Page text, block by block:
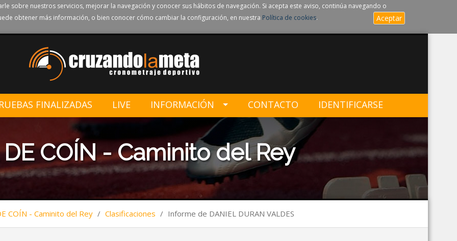
sobre nuestros servicios, mejorar la navegación y conocer sus hábitos de navegación. Si acepta este aviso, continúa navegando o
obtener más información, o bien conocer cómo cambiar la configuración, en nuestra Política de cookies. Aceptar
FINALIZADAS LIVE INFORMACIÓN CONTACTO IDENTIFICARSE
DE COÍN - Caminito del Rey
COÍN - Caminito del Rey / Clasificaciones / Informe de DANIEL DURAN VALDES